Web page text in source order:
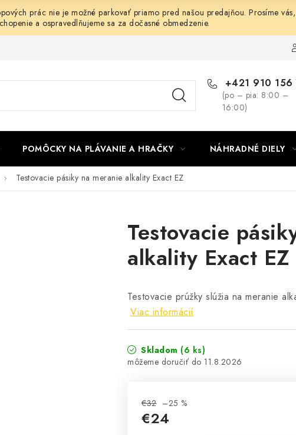
prác nie je možné parkovať priamo pred našou predajňou. Prosíme
a ospravedlňujeme sa za dočasné obmedzenie.
+421 910 156
(po – pia: 8:00 –
16:00)
POMÔCKY NA PLÁVANIE A HRAČKY NÁHRADNÉ DIELY
Testovacie pásiky na meranie alkality Exact EZ
Testovacie
alkality Exact EZ
Testovacie prúžky slúžia na meranie
Viac informácií
Skladom (6 ks)
11.8.2026
€32 –25 %
€24